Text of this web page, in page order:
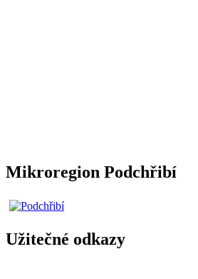
Mikroregion Podchřibí
Užitečné odkazy